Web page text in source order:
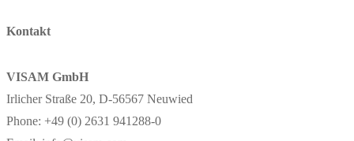
Kontakt
VISAM GmbH
Irlicher Straße 20, D-56567 Neuwied
Phone: +49 (0) 2631 941288-0